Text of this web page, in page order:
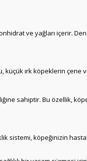
ve yağları içerir.
küçük ırk köpeklerin çene
sahiptir. Bu özellik,
sistemi, köpeğinizin